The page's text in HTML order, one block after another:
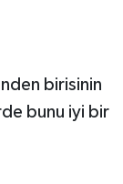
birisinin
bunu iyi bir